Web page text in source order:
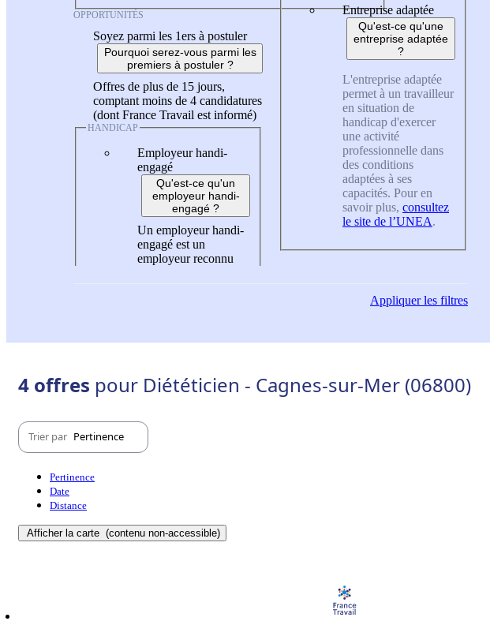
OPPORTUNITÉS
Soyez parmi les 1ers à postuler
Pourquoi serez-vous parmi les
premiers à postuler ?
Offres de plus de 15 jours,
comptant moins de 4 candidatures
(dont France Travail est informé)
HANDICAP
Employeur handi-
engagé
Qu'est-ce qu'un
employeur handi-
engagé ?
Un employeur handi-
engagé est un
employeur reconnu
Entreprise adaptée
Qu'est-ce qu'une
entreprise adaptée
?
L'entreprise adaptée
permet à un travailleur
en situation de
handicap d'exercer
une activité
professionnelle dans
des conditions
adaptées à ses
capacités. Pour en
savoir plus, consultez
le site de l’UNEA.
Appliquerles filtres
4 offres pour Diététicien - Cagnes-sur-Mer (06800)
Trier par Pertinence
Pertinence
Date
Distance
Afficher la carte (contenu non-accessible)